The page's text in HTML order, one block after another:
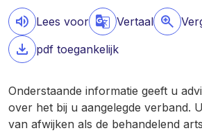
Lees voor Vertaal
pdf toegankelijk
Onderstaande informatie geeft u
over het bij u aangelegde verband.
van afwijken als de behandelend